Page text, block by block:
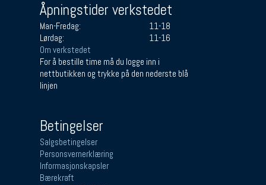
Åpningstider verkstedet
Man-Fredag:
11-18
Lørdag:
11-16
Om verkstedet
For å bestille time må du logge inn i
nettbutikken og trykke på den nederste blå
linjen
Betingelser
Salgsbetingelser
Personsvernerklæring
Informasjonskapsler
Bærekraft